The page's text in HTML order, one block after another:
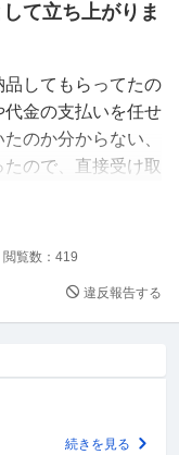
て立ち上がりま
してもらってたの
金の支払いを任せ
のか分からない、
ので、直接受け取
てきてもらうよう
して欲しいと伝え
ちらとしては難し
まで商品を運ぶの
で運ぶのはあくま
っている。原則最
になるので、今後
われました。色々
、その日ごとに納
閲覧数： 419
違反報告する
続きを見る